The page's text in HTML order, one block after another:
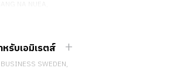
รับเอมิเรตส์
SWEDEN,